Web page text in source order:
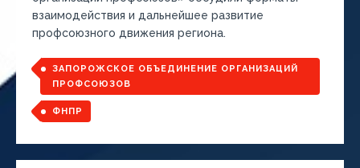
взаимодействия и дальнейшее развитие
профсоюзного движения региона.
ЗАПОРОЖСКОЕ ОБЪЕДИНЕНИЕ ОРГАНИЗАЦИЙ
ПРОФСОЮЗОВ
ФНПР